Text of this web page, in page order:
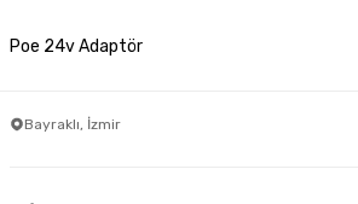
Poe 24v Adaptör
Bayraklı, İzmir